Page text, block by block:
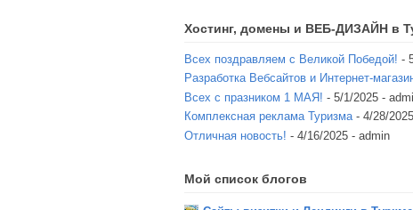
Хостинг, домены и ВЕБ-ДИЗАЙН в
Всех поздравляем с Великой Победой! -
Разработка Вебсайтов и Интернет-
Всех с празником 1 МАЯ! - 5/1/2025 -
Комплексная реклама Туризма- 4/28/2025
Отличная новость! - 4/16/2025 - admin
Мой список блогов